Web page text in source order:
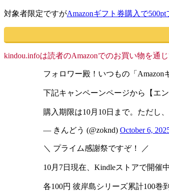
対象者限定ですがAmazonギフト券購入で500pt
kindou.infoは読者のAmazonでのお買い物を通
フォロワー殿！いつもの「Amazon
下記キャンペーンページから【エ
購入期限は10月10日まで。ただし
— きんどう (@zoknd) October 6,
＼ プライム感謝祭ですぞ！ ／
10月7日現在、Kindleストアで開催
各100円 彼岸島シリーズ累計100巻